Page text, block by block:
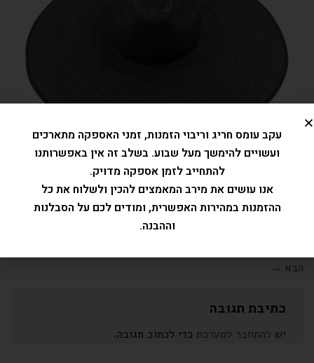
לפרסם תגובה
הבא →
כתיבת תגובה
יש להתחבר למערכת כדי לכתוב תגובה.
עקב עומס חריג וריבוי הזמנות, זמני האספקה מתארכים
ועשויים להימשך מעל שבוע. בשלב זה אין באפשרותנו
להתחייב לזמן אספקה מדויק.
אנו עושים את מירב המאמצים להכין ולשלוח את כל
ההזמנות במהירות האפשרית, ומודים לכם על הסבלנות
וההבנה.